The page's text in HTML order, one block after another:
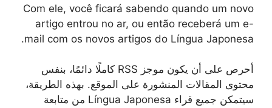
Com ele, você ficará sabendo quando um novo
artigo entrou no ar, ou então receberá um e-
mail com os novos artigos do Língua Japonesa.
أحرص على أن يكون موجز RSS كاملًا دائمًا، بنفس
محتوى المقالات المنشورة على الموقع. بهذه الطريقة،
سيتمكن جميع قراء Língua Japonesa من متابعة